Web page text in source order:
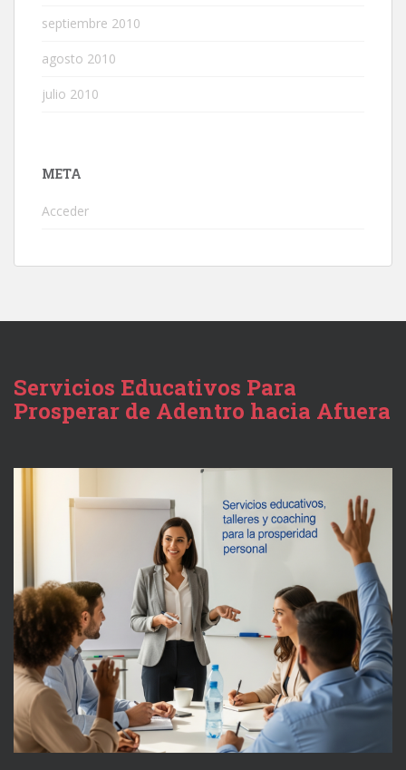
septiembre 2010
agosto 2010
julio 2010
META
Acceder
Servicios Educativos Para
Prosperar de Adentro hacia Afuera